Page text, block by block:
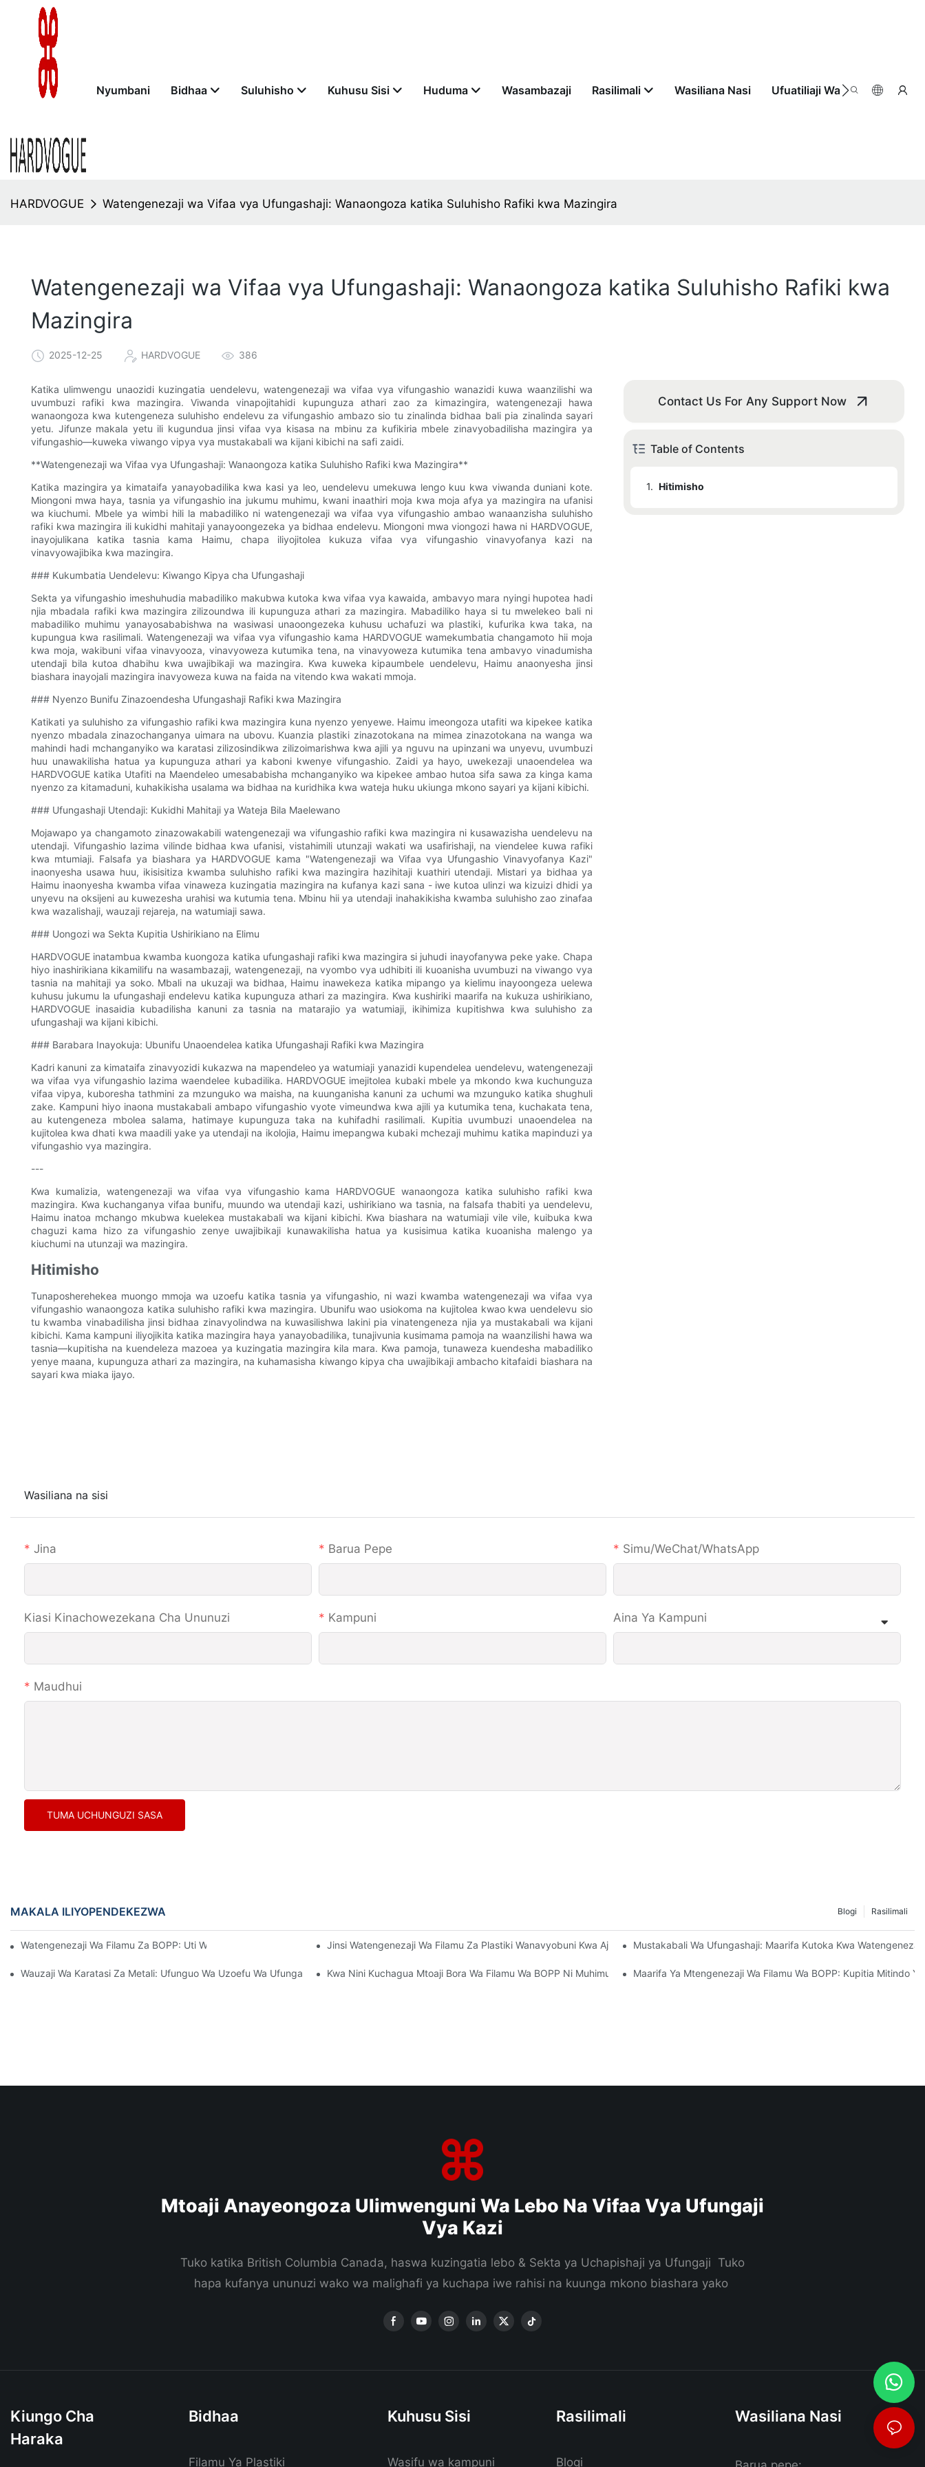
Nyumbani Bidhaa Suluhisho Kuhusu Sisi Huduma Wasambazaji Rasilimali Wasiliana Nasi Ufuatiliaji Wa Agizo
HARDVOGUE Watengenezaji wa Vifaa vya Ufungashaji: Wanaongoza katika Suluhisho Rafiki kwa Mazingira
Watengenezaji wa Vifaa vya Ufungashaji: Wanaongoza katika Suluhisho Rafiki kwa
Mazingira
2025-12-25 HARDVOGUE 386
Katika ulimwengu unaozidi kuzingatia uendelevu, watengenezaji wa vifaa vya vifungashio wanazidi kuwa waanzilishi wa
uvumbuzi rafiki kwa mazingira. Viwanda vinapojitahidi kupunguza athari zao za kimazingira, watengenezaji hawa
wanaongoza kwa kutengeneza suluhisho endelevu za vifungashio ambazo sio tu zinalinda bidhaa bali pia zinalinda sayari
yetu. Jifunze makala yetu ili kugundua jinsi vifaa vya kisasa na mbinu za kufikiria mbele zinavyobadilisha mazingira ya
vifungashio—kuweka viwango vipya vya mustakabali wa kijani kibichi na safi zaidi.
**Watengenezaji wa Vifaa vya Ufungashaji: Wanaongoza katika Suluhisho Rafiki kwa Mazingira**
Katika mazingira ya kimataifa yanayobadilika kwa kasi ya leo, uendelevu umekuwa lengo kuu kwa viwanda duniani kote.
Miongoni mwa haya, tasnia ya vifungashio ina jukumu muhimu, kwani inaathiri moja kwa moja afya ya mazingira na ufanisi
wa kiuchumi. Mbele ya wimbi hili la mabadiliko ni watengenezaji wa vifaa vya vifungashio ambao wanaanzisha suluhisho
rafiki kwa mazingira ili kukidhi mahitaji yanayoongezeka ya bidhaa endelevu. Miongoni mwa viongozi hawa ni HARDVOGUE,
inayojulikana katika tasnia kama Haimu, chapa iliyojitolea kukuza vifaa vya vifungashio vinavyofanya kazi na
vinavyowajibika kwa mazingira.
### Kukumbatia Uendelevu: Kiwango Kipya cha Ufungashaji
Sekta ya vifungashio imeshuhudia mabadiliko makubwa kutoka kwa vifaa vya kawaida, ambavyo mara nyingi hupotea hadi
njia mbadala rafiki kwa mazingira zilizoundwa ili kupunguza athari za mazingira. Mabadiliko haya si tu mwelekeo bali ni
mabadiliko muhimu yanayosababishwa na wasiwasi unaoongezeka kuhusu uchafuzi wa plastiki, kufurika kwa taka, na
kupungua kwa rasilimali. Watengenezaji wa vifaa vya vifungashio kama HARDVOGUE wamekumbatia changamoto hii moja
kwa moja, wakibuni vifaa vinavyooza, vinavyoweza kutumika tena, na vinavyoweza kutumika tena ambavyo vinadumisha
utendaji bila kutoa dhabihu kwa uwajibikaji wa mazingira. Kwa kuweka kipaumbele uendelevu, Haimu anaonyesha jinsi
biashara inayojali mazingira inavyoweza kuwa na faida na vitendo kwa wakati mmoja.
### Nyenzo Bunifu Zinazoendesha Ufungashaji Rafiki kwa Mazingira
Katikati ya suluhisho za vifungashio rafiki kwa mazingira kuna nyenzo yenyewe. Haimu imeongoza utafiti wa kipekee katika
nyenzo mbadala zinazochanganya uimara na ubovu. Kuanzia plastiki zinazotokana na mimea zinazotokana na wanga wa
mahindi hadi mchanganyiko wa karatasi zilizosindikwa zilizoimarishwa kwa ajili ya nguvu na upinzani wa unyevu, uvumbuzi
huu unawakilisha hatua ya kupunguza athari ya kaboni kwenye vifungashio. Zaidi ya hayo, uwekezaji unaoendelea wa
HARDVOGUE katika Utafiti na Maendeleo umesababisha mchanganyiko wa kipekee ambao hutoa sifa sawa za kinga kama
nyenzo za kitamaduni, kuhakikisha usalama wa bidhaa na kuridhika kwa wateja huku ukiunga mkono sayari ya kijani kibichi.
### Ufungashaji Utendaji: Kukidhi Mahitaji ya Wateja Bila Maelewano
Mojawapo ya changamoto zinazowakabili watengenezaji wa vifungashio rafiki kwa mazingira ni kusawazisha uendelevu na
utendaji. Vifungashio lazima vilinde bidhaa kwa ufanisi, vistahimili utunzaji wakati wa usafirishaji, na viendelee kuwa rafiki
kwa mtumiaji. Falsafa ya biashara ya HARDVOGUE kama "Watengenezaji wa Vifaa vya Ufungashio Vinavyofanya Kazi"
inaonyesha usawa huu, ikisisitiza kwamba suluhisho rafiki kwa mazingira hazihitaji kuathiri utendaji. Mistari ya bidhaa ya
Haimu inaonyesha kwamba vifaa vinaweza kuzingatia mazingira na kufanya kazi sana - iwe kutoa ulinzi wa kizuizi dhidi ya
unyevu na oksijeni au kuwezesha urahisi wa kutumia tena. Mbinu hii ya utendaji inahakikisha kwamba suluhisho zao zinafaa
kwa wazalishaji, wauzaji rejareja, na watumiaji sawa.
### Uongozi wa Sekta Kupitia Ushirikiano na Elimu
HARDVOGUE inatambua kwamba kuongoza katika ufungashaji rafiki kwa mazingira si juhudi inayofanywa peke yake. Chapa
hiyo inashirikiana kikamilifu na wasambazaji, watengenezaji, na vyombo vya udhibiti ili kuoanisha uvumbuzi na viwango vya
tasnia na mahitaji ya soko. Mbali na ukuzaji wa bidhaa, Haimu inawekeza katika mipango ya kielimu inayoongeza uelewa
kuhusu jukumu la ufungashaji endelevu katika kupunguza athari za mazingira. Kwa kushiriki maarifa na kukuza ushirikiano,
HARDVOGUE inasaidia kubadilisha kanuni za tasnia na matarajio ya watumiaji, ikihimiza kupitishwa kwa suluhisho za
ufungashaji wa kijani kibichi.
### Barabara Inayokuja: Ubunifu Unaoendelea katika Ufungashaji Rafiki kwa Mazingira
Kadri kanuni za kimataifa zinavyozidi kukazwa na mapendeleo ya watumiaji yanazidi kupendelea uendelevu, watengenezaji
wa vifaa vya vifungashio lazima waendelee kubadilika. HARDVOGUE imejitolea kubaki mbele ya mkondo kwa kuchunguza
vifaa vipya, kuboresha tathmini za mzunguko wa maisha, na kuunganisha kanuni za uchumi wa mzunguko katika shughuli
zake. Kampuni hiyo inaona mustakabali ambapo vifungashio vyote vimeundwa kwa ajili ya kutumika tena, kuchakata tena,
au kutengeneza mbolea salama, hatimaye kupunguza taka na kuhifadhi rasilimali. Kupitia uvumbuzi unaoendelea na
kujitolea kwa dhati kwa maadili yake ya utendaji na ikolojia, Haimu imepangwa kubaki mchezaji muhimu katika mapinduzi ya
vifungashio vya mazingira.
---
Kwa kumalizia, watengenezaji wa vifaa vya vifungashio kama HARDVOGUE wanaongoza katika suluhisho rafiki kwa
mazingira. Kwa kuchanganya vifaa bunifu, muundo wa utendaji kazi, ushirikiano wa tasnia, na falsafa thabiti ya uendelevu,
Haimu inatoa mchango mkubwa kuelekea mustakabali wa kijani kibichi. Kwa biashara na watumiaji vile vile, kuibuka kwa
chaguzi kama hizo za vifungashio zenye uwajibikaji kunawakilisha hatua ya kusisimua katika kuoanisha malengo ya
kiuchumi na utunzaji wa mazingira.
Hitimisho
Tunaposherehekea muongo mmoja wa uzoefu katika tasnia ya vifungashio, ni wazi kwamba watengenezaji wa vifaa vya
vifungashio wanaongoza katika suluhisho rafiki kwa mazingira. Ubunifu wao usiokoma na kujitolea kwao kwa uendelevu sio
tu kwamba vinabadilisha jinsi bidhaa zinavyolindwa na kuwasilishwa lakini pia vinatengeneza njia ya mustakabali wa kijani
kibichi. Kama kampuni iliyojikita katika mazingira haya yanayobadilika, tunajivunia kusimama pamoja na waanzilishi hawa wa
tasnia—kupitisha na kuendeleza mazoea ya kuzingatia mazingira kila mara. Kwa pamoja, tunaweza kuendesha mabadiliko
yenye maana, kupunguza athari za mazingira, na kuhamasisha kiwango kipya cha uwajibikaji ambacho kitafaidi biashara na
sayari kwa miaka ijayo.
Contact Us For Any Support Now
Table of Contents
1. Hitimisho
Wasiliana na sisi
Jina Barua Pepe Simu/WeChat/WhatsApp
Kiasi Kinachowezekana Cha Ununuzi Kampuni Aina Ya Kampuni
Maudhui
TUMA UCHUNGUZI SASA
MAKALA ILIYOPENDEKEZWA Rasilimali
Blogi
Watengenezaji Wa Filamu Za BOPP: Uti Wa Mgongo Wa Ufungashaji UnaonyumbulikaJinsi Watengenezaji Wa Filamu Za Plastiki Wanavyobuni Kwa Ajili Ya UendelevuMustakabali Wa Ufungashaji: Maarifa Kutoka Kwa
Wauzaji Wa Karatasi Za Metali: Ufunguo Wa Uzoefu Wa Ufungashaji Wa AnasaKwa Nini Kuchagua Mtoaji Bora Wa Filamu Wa BOPP Ni Muhimu Kwa Biashara YakoMaarifa Ya Mtengenezaji Wa Filamu Wa BOPP: Kupitia Mitindo
Mtoaji Anayeongoza Ulimwenguni Wa Lebo Na Vifaa Vya Ufungaji
Vya Kazi
Tuko katika British Columbia Canada, haswa kuzingatia lebo & Sekta ya Uchapishaji ya Ufungaji Tuko
hapa kufanya ununuzi wako wa malighafi ya kuchapa iwe rahisi na kuunga mkono biashara yako
Kiungo Cha
Haraka
Bidhaa
Filamu Ya Plastiki
Kuhusu Sisi
Wasifu wa kampuni
Rasilimali
Blogi
Wasiliana Nasi